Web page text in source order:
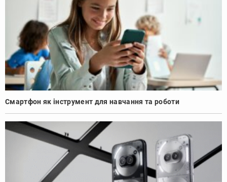
Смартфон як інструмент для навчання та роботи